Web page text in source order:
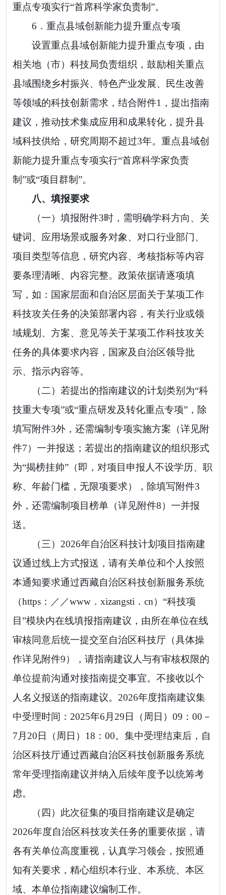
重点专项实行“首席科学家负责制 ”。
6． 重点县域创新能力提升重点专项
设置重点县域创新能力提升重点专项， 由
相关地（市）科技局负责组织， 鼓励相关重点
县域围绕乡村振兴、特色产业发展、民生改善
等领域的科技创新需求， 结合附件1 ，提出指南
建议，推动技术集成应用和成果转化， 提升县
域科技供给， 研究周期不超过3年。重点县域创
新能力提升重点专项实行“首席科学家负责
制 ”或“项目群制 ”。
八、填报要求
（一） 填报附件3时，需明确学科方向、关
键词、应用场景或服务对象、对口行业部门、
项目类型等信息，研究内容、考核指标等内容
要条理清晰、内容完整。政策依据请逐项填
写，如：国家层面和自治区层面关于某项工作
科技攻关任务的决策部署内容，有关行业或领
域规划、方案、意见等关于某项工作科技攻关
任务的具体要求内容，国家及自治区领导批
示、指示内容等。
（二） 若提出的指南建议的计划类别为“科
技重大专项”或“重点研发及转化重点专项”，除
填写附件3外，还需编制专项实施方案（详见附
件7）一并报送 ；若提出的指南建议的组织形式
为“揭榜挂帅”（即，对项目申报人不设学历、职
称、年龄门槛，无限项要求）， 除填写附件3
外，还需编制 项目榜单（详见附件8）一并报
送。
（三） 2026年自治区科技计划项目指南建
议通过线上方式报送，请有关单位和个人按照
本通知要求通过西藏自治区科技创新服务系统
（https：／／www．xizangsti．cn） “科技项
目”模块内在线填报指南建议，由所在单位在线
审核同意后统一提交至自治区科技厅（具体操
作详见附件9）
，请指南建议人与有审核权限的
单位提前沟通对接指南提交事宜。 不接收以个
人名义报送的指南建议。 2026年度指南建议集
中受理时间： 2025年6 月 29日 （周 日 ） 09 ： 00－
7 月 20日 （周 日 ） 18 ： 00。 集中受理结束后，自
治区科技厅通过西藏自治区科技创新服务系统
常年受理指南建议并纳入后续年度予以统筹考
虑。
（四） 此次征集的项目指南建议是确定
2026年度自治区科技攻关任务的重要依据， 请
各有关单位高度重视，认真学习领会，按照通
知有关要求，精心组织本行业、本系统、本区
域、本单位指南建议编制工作。